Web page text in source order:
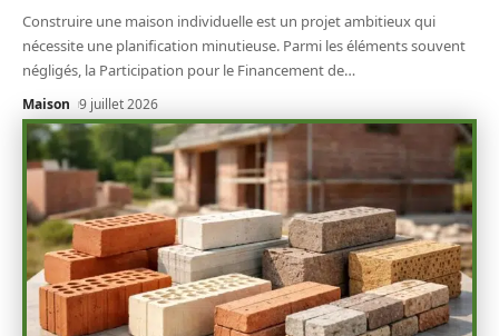
Construire une maison individuelle est un projet ambitieux qui
nécessite une planification minutieuse. Parmi les éléments souvent
négligés, la Participation pour le Financement de…
Maison 9 juillet 2026